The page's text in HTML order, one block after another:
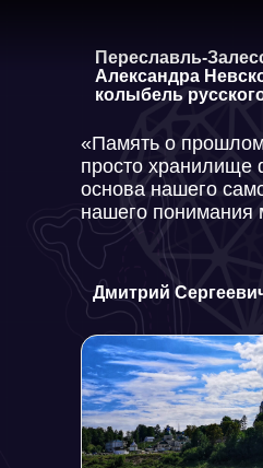
Переславль-
Александра
колыбель
«Память о
просто хранилище
основа нашего
нашего понимания
Дмитрий